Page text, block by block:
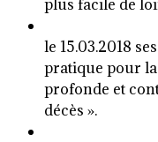
plus facile de
le 15.03.2018
pratique pour
profonde et
décès ».